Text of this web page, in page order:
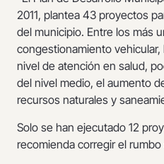
2011, plantea 43 proyectos
del municipio. Entre los más
congestionamiento
nivel de atención en salud,
del nivel medio, el aumento
recursos naturales y
Solo se han ejecutado 12
recomienda corregir el rumbo